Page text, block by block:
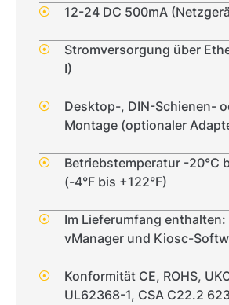
12-24 DC 500mA
Stromversorgung über
I)
Desktop-, DIN-Schienen-
Montage (optionaler
Betriebstemperatur -20°C
(-4°F bis +122°F)
Im Lieferumfang enthalten:
vManager und Kiosc-
Konformität CE, ROHS,
UL62368-1, CSA C22.2